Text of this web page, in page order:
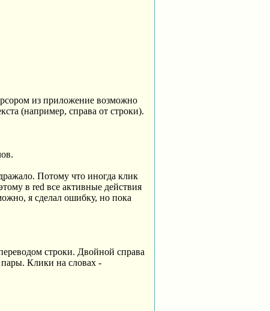
из приложение возможно
(например, справа от строки).
Потому что иногда клик
в red все активные действия
я сделал ошибку, но пока
строки. Двойной справа
пары. Клики на словах -